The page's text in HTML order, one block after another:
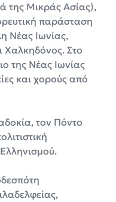
της Μικράς Ασίας),
παράσταση
Νέας Ιωνίας,
Χαλκηδόνος. Στο
της Νέας Ιωνίας
και χορούς από
τον Πόντο